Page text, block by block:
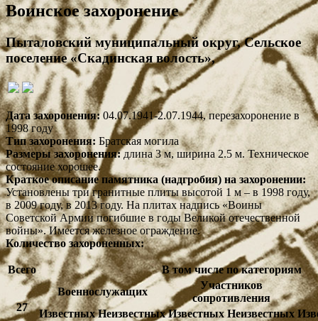
Воинское захоронение
Пыталовский муниципальный округ, Сельское
поселение «Скадинская волость»,
Дата захоронения:04.07.1941-2.07.1944, перезахоронение в
1998 году
Тип захоронения: Братская могила
Размеры захоронения:длина 3 м, ширина 2.5 м. Техническое
состояние хорошее.
Краткое описание памятника (надгробия) на захоронении:
Установлены три гранитные плиты высотой 1 м – в 1998 году,
в 2009 году, в 2013 году. На плитах надпись «Воины
Советской Армии погибшие в годы Великой отечественной
войны». Имеется железное ограждение.
Количество захороненных:
Всего В том числе по категориям
27
Военнослужащих
Участников
сопротивления
Известных Неизвестных Известных Неизвестных